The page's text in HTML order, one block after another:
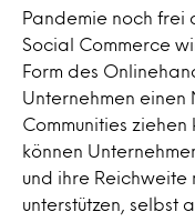
Pandemie noch frei
Social Commerce
Form des
Unternehmen einen
Communities ziehen
können
und ihre Reichweite
unterstützen, selbst